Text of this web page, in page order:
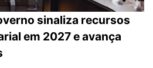
sinaliza recursos
em 2027 e avança